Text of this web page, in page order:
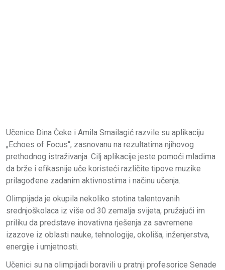
Učenice Dina Čeke i Amila Smailagić razvile su aplikaciju
„Echoes of Focus“, zasnovanu na rezultatima njihovog
prethodnog istraživanja. Cilj aplikacije jeste pomoći mladima
da brže i efikasnije uče koristeći različite tipove muzike
prilagođene zadanim aktivnostima i načinu učenja.
Olimpijada je okupila nekoliko stotina talentovanih
srednjoškolaca iz više od 30 zemalja svijeta, pružajući im
priliku da predstave inovativna rješenja za savremene
izazove iz oblasti nauke, tehnologije, okoliša, inženjerstva,
energije i umjetnosti.
Učenici su na olimpijadi boravili u pratnji profesorice Senade